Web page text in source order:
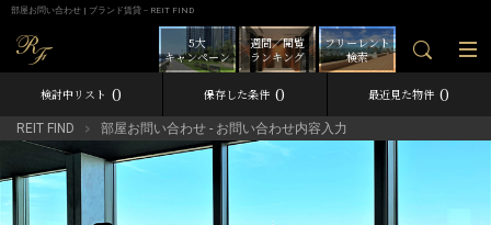
部屋お問い合わせ | ブランド賃貸－REIT FIND
フリーレント
検索
週間／閲覧
ランキング
5大
キャンペーン
検討中リスト 0 保存した条件 0 最近見た物件 0
REIT FIND 部屋お問い合わせ - お問い合わせ内容入力